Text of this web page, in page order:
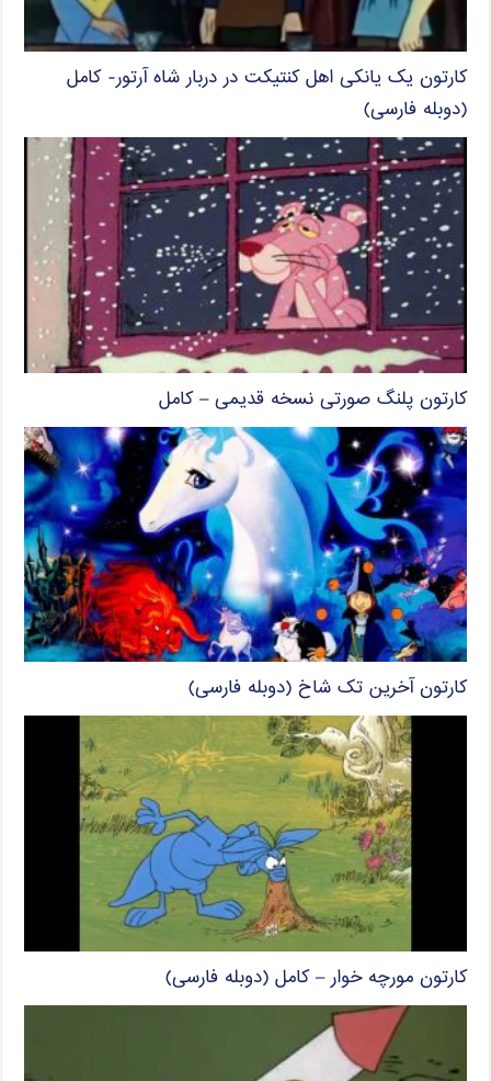
کارتون یک یانکی اهل کنتیکت در دربار شاه آرتور- کامل
(دوبله فارسی)
کارتون پلنگ صورتی نسخه قدیمی – کامل
کارتون آخرین تک شاخ (دوبله فارسی)
کارتون مورچه خوار – کامل (دوبله فارسی)